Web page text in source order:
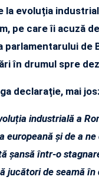
evoluția
pe care îi acuză
de
în drumul spre
declarație, mai jos:
industrială a
și de a
șansă într-o
jucători de seamă